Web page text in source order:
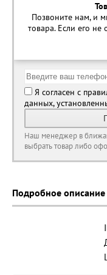
Позвоните нам, и
товара. Если его
Я согласен с
данных,
Наш менеджер в
выбрать товар либо
Подробное описание